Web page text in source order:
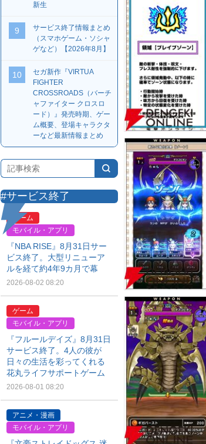
新生
9
サービス終了情報まとめ
（スマホゲーム・ソシャ
ゲなど）【2026年8月】
10
セガ新作『VIRTUA
FIGHTER
CROSSROADS（バーチ
ャファイター クロスロ
ード）』発売時期、ゲー
ム概要、登場キャラクタ
ーなど最新情報まとめ
#サービス終了
ゲーム
モバイル・アプリ
『NBA RISE』8月31日サー
ビス終了。大型リニューア
ルを経て約4年9カ月で幕
2026-08-02 08:20
ゲーム
モバイル・アプリ
『フルールデイズ』8月31日
サービス終了。4人の彼が
日々の生活を彩ってくれる
花丸ライフサポートゲーム
2026-08-01 08:20
アニメ・漫画
モバイル・アプリ